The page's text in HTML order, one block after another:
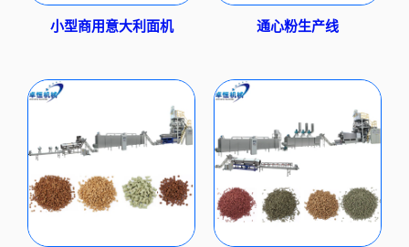
小型商用意大利面机 通心粉生产线